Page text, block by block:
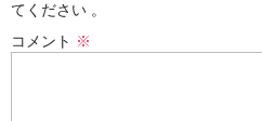
てください 。
コメント ※